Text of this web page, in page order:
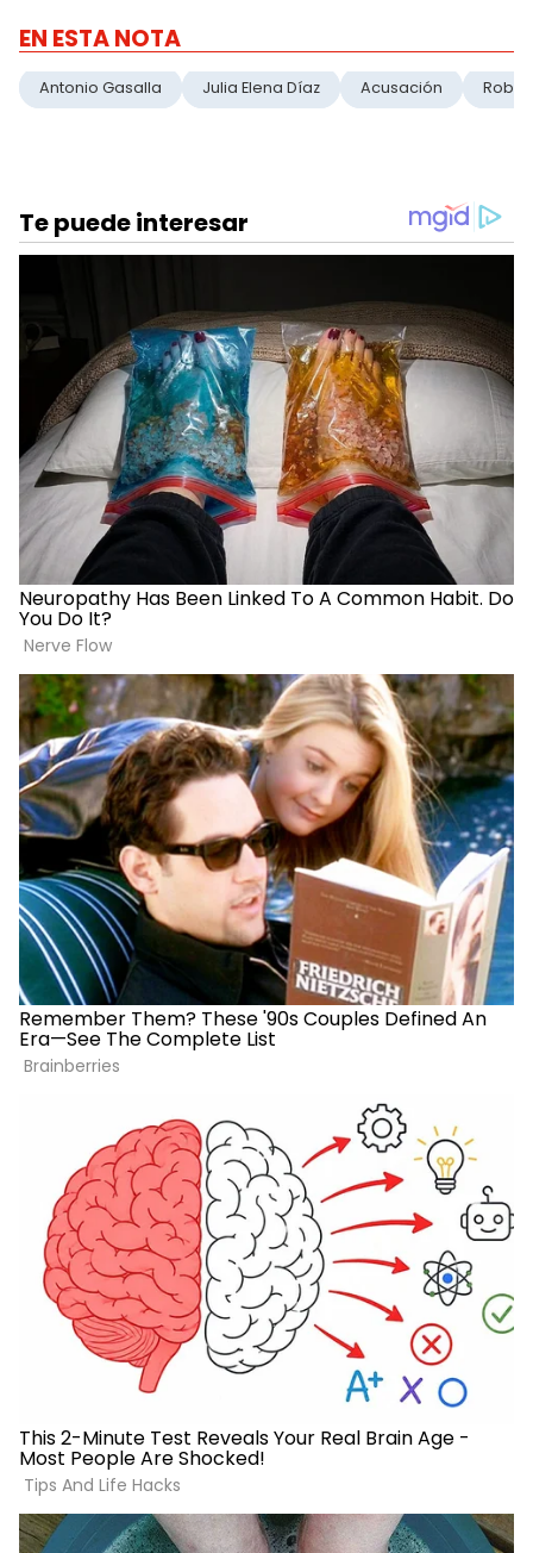
EN ESTA NOTA
Antonio Gasalla Julia Elena Díaz Acusación Robo